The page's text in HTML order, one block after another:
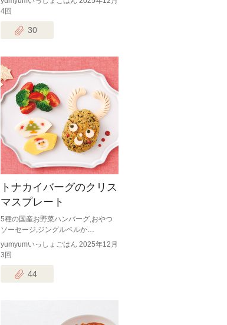
4回
30
トナカイバーグのクリス
マスプレート
5種の国産お野菜ハンバーグ,おやつ
ソーセージ,ジングルベルか…
yumyumいっしょごはん 2025年12月
3回
44